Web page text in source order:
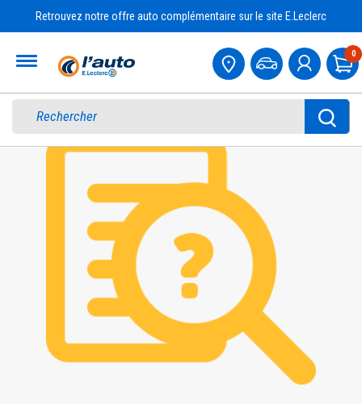
Retrouvez notre offre auto complémentaire sur le site E.Leclerc
0